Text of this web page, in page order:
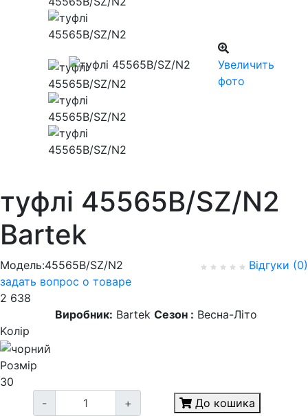
Увеличить
фото
туфлі 45565B/SZ/N2
Bartek
Модель:45565B/SZ/N2
Відгуки (0)
задать вопрос о товаре
2 638
Виробник: Bartek Сезон : Весна-Літо
Kолір
Розмір
30
-
+
До кошика